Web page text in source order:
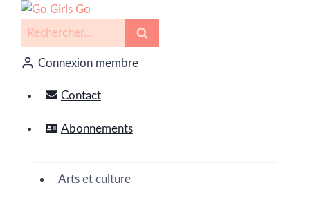
Connexion membre
Contact
Abonnements
Arts et culture